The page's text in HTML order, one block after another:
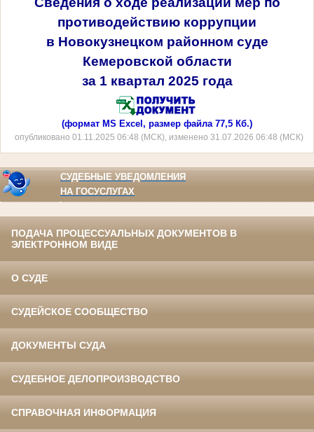
противодействию коррупции
в Новокузнецком районном суде
Кемеровской области
за 1 квартал 2025 года
(формат MS Excel, размер файла 77,5 Кб.)
опубликовано 01.11.2025 06:48 (МСК), изменено 31.07.2026 06:48 (МСК)
СУДЕБНЫЕ УВЕДОМЛЕНИЯ
НА ГОСУСЛУГАХ
ПОДАЧА ПРОЦЕССУАЛЬНЫХ ДОКУМЕНТОВ В
ЭЛЕКТРОННОМ ВИДЕ
О СУДЕ
СУДЕЙСКОЕ СООБЩЕСТВО
ДОКУМЕНТЫ СУДА
СУДЕБНОЕ ДЕЛОПРОИЗВОДСТВО
СПРАВОЧНАЯ ИНФОРМАЦИЯ